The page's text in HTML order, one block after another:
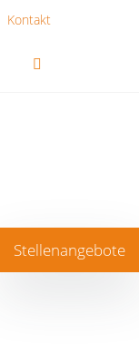
Kontakt
Stellenangebote